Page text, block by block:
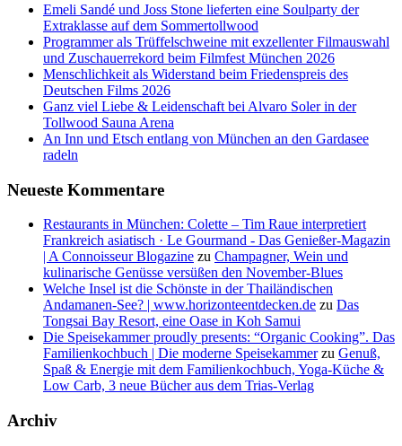
Emeli Sandé und Joss Stone lieferten eine Soulparty der
Extraklasse auf dem Sommertollwood
Programmer als Trüffelschweine mit exzellenter Filmauswahl
und Zuschauerrekord beim Filmfest München 2026
Menschlichkeit als Widerstand beim Friedenspreis des
Deutschen Films 2026
Ganz viel Liebe & Leidenschaft bei Alvaro Soler in der
Tollwood Sauna Arena
An Inn und Etsch entlang von München an den Gardasee
radeln
Neueste Kommentare
Restaurants in München: Colette – Tim Raue interpretiert
Frankreich asiatisch · Le Gourmand - Das Genießer-Magazin
| A Connoisseur Blogazine zu Champagner, Wein und
kulinarische Genüsse versüßen den November-Blues
Welche Insel ist die Schönste in der Thailändischen
Andamanen-See? | www.horizonteentdecken.de zu Das
Tongsai Bay Resort, eine Oase in Koh Samui
Die Speisekammer proudly presents: “Organic Cooking”. Das
Familienkochbuch | Die moderne Speisekammerzu Genuß,
Spaß & Energie mit dem Familienkochbuch, Yoga-Küche &
Low Carb, 3 neue Bücher aus dem Trias-Verlag
Archiv